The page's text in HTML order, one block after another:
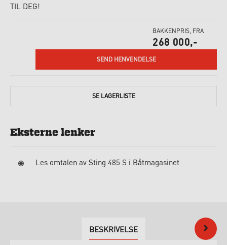
TIL DEG!
BAKKENPRIS, FRA
268 000,-
SEND HENVENDELSE
SE LAGERLISTE
Eksterne lenker
Les omtalen av Sting 485 S i Båtmagasinet
BESKRIVELSE